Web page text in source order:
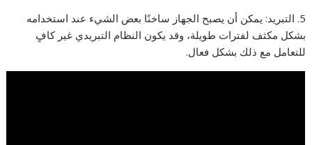
5. التبريد: يمكن أن يصبح الجهاز ساخنًا بعض الشيء عند استخدامه
بشكل مكثف لفترات طويلة، وقد يكون النظام التبريدي غير كافٍ
للتعامل مع ذلك بشكل فعال.